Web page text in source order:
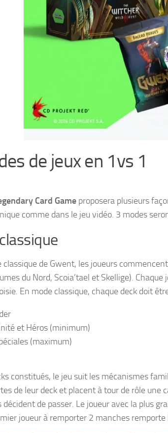
de jeux en 1vs 1
Card Game proposera plusieurs
comme dans le jeu vidéo. 3 modes
classique de Gwent, les joueurs
du Nord, Scoia’tael et Skellige).
En mode classique, chaque deck doit
et Héros (minimum)
(maximum)
constitués, le jeu suit les mécanismes
de leur deck et placent à tour de rôle
décident de passer. Le joueur avec la plus
joueur à remporter 2 manches remporte